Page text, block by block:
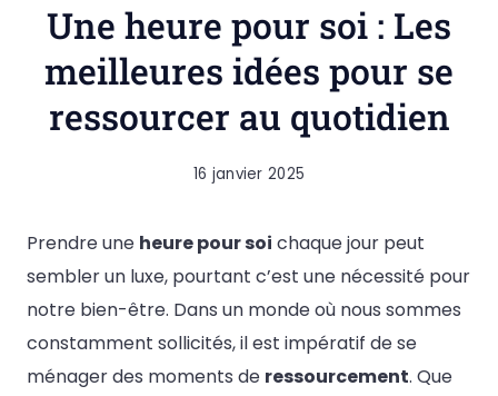
Une heure pour soi : Les
meilleures idées pour se
ressourcer au quotidien
16 janvier 2025
Prendre une heure pour soi chaque jour peut
sembler un luxe, pourtant c’est une nécessité pour
notre bien-être. Dans un monde où nous sommes
constamment sollicités, il est impératif de se
ménager des moments de ressourcement. Que